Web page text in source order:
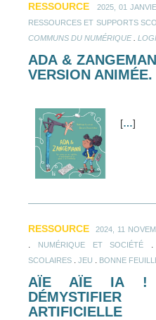
RESSOURCE 2025, 01
RESSOURCES ET SUPPORTS
COMMUNS DU NUMÉRIQUE.
ADA &
VERSION ANIMÉE.
[…]
RESSOURCE 2024, 11
NUMÉRIQUE ET SOCIÉTÉ
SCOLAIRES
JEU BONNE
AÏE AÏE IA !
DÉMYSTIFIER
ARTIFICIELLE